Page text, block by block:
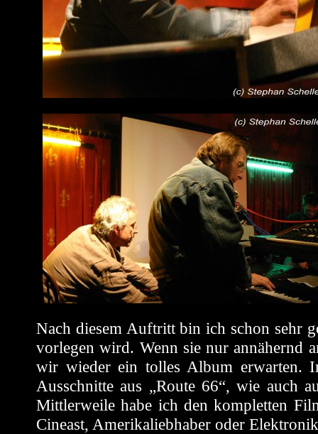
Nach diesem Auftritt bin ich schon sehr
vorlegen wird. Wenn sie nur annähernd
wir wieder ein tolles Album erwarten.
Ausschnitte aus „Route 66“, wie auch
Mittlerweile habe ich den kompletten
Cineast, Amerikaliebhaber oder